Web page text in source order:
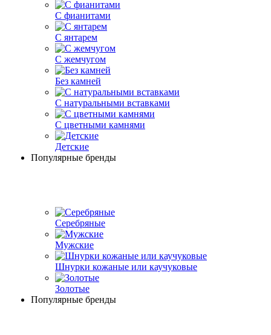
С фианитами
С янтарем
С жемчугом
Без камней
С натуральными вставками
С цветными камнями
Детские
Популярные бренды
Серебряные
Мужские
Шнурки кожаные или каучуковые
Золотые
Популярные бренды